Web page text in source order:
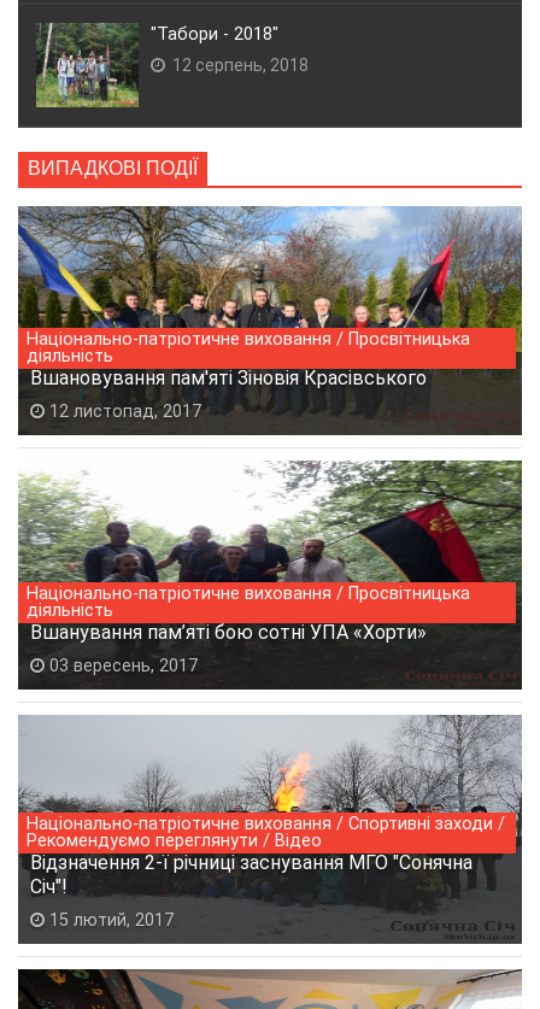
"Табори - 2018"
12 серпень, 2018
ВИПАДКОВІ ПОДІЇ
Національно-патріотичне виховання / Просвітницька
діяльність
Вшановування пам'яті Зіновія Красівського
12 листопад, 2017
Національно-патріотичне виховання / Просвітницька
діяльність
Вшанування пам’яті бою сотні УПА «Хорти»
03 вересень, 2017
Національно-патріотичне виховання / Спортивні заходи /
Рекомендуємо переглянути / Відео
Відзначення 2-ї річниці заснування МГО "Сонячна
Січ"!
15 лютий, 2017